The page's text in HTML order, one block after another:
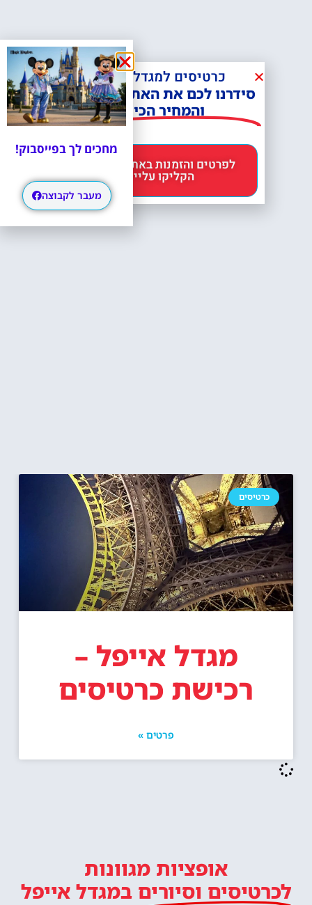
כרטיסים
מגדל אייפל –
רכישת כרטיסים
פרטים »
אופציות מגוונות
לכרטיסים וסיורים במגדל אייפל
כרטיסים למגדל אייפל?
סידרנו לכם את האתר הכי אמין -
והמחיר הכי זול!
הקליקו עליי 😊
מחכים לך בפייסבוק!
מעבר לקבוצה